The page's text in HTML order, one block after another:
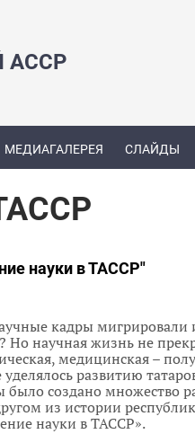
АССР
МЕДИАГАЛЕРЕЯ СЛАЙДЫ
науки в ТАССР"
кадры мигрировали
Но научная жизнь не
медицинская –
развитию
создано множество
из истории
науки в ТАССР».